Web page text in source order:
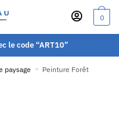
0
le code “ART10”
paysage »
Peinture Forêt